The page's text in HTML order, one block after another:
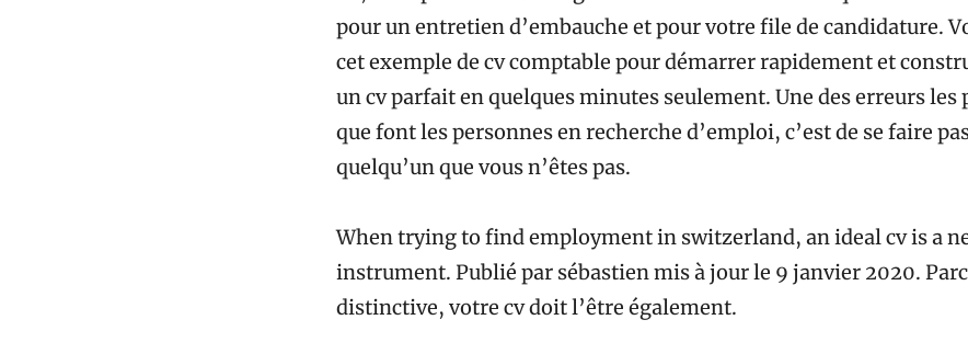
pour un entretien d’embauche et pour votre file de candidature.
cet exemple de cv comptable pour démarrer rapidement et
un cv parfait en quelques minutes seulement. Une des erreurs les
que font les personnes en recherche d’emploi, c’est de se faire
quelqu’un que vous n’êtes pas.
When trying to find employment in switzerland, an ideal cv is a
instrument. Publié par sébastien mis à jour le 9 janvier 2020.
distinctive, votre cv doit l’être également.